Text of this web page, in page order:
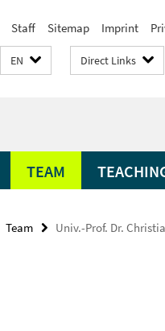
Staff Sitemap Imprint
EN Direct Links
TEAM
Team Univ.-Prof. Dr.